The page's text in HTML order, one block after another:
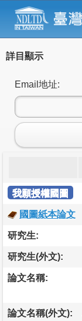
詳目顯示
Email地址:
我願授權國圖
國圖紙本論文
研究生:
研究生(外文):
論文名稱:
論文名稱(外文):